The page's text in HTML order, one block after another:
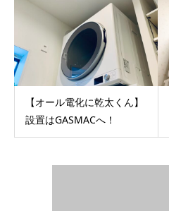
【オール電化に乾太くん】
設置はGASMACへ！